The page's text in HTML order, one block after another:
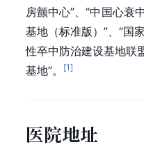
房颤中心”、“中国心衰
基地（标准版）”、“国
性卒中防治建设基地联
基地”。
[1]
医院地址